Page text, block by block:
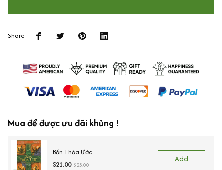
Share
Mua để được ưu đãi khủng !
Bốn Thỏa Ước
$21.00 $25.00
Add